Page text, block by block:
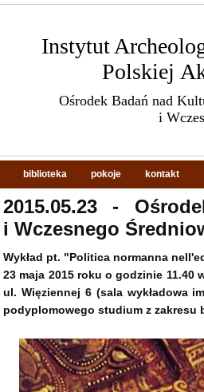
2015.05.23 -
i Wczesnego
Wykład pt. "Politica normanna
23 maja 2015 roku o godzinie
ul. Więziennej 6 (sala wykładowa
podyplomowego studium z zakresu
Instytut
Polskiej
Ośrodek Badań nad
i
biblioteka pokoje kontakt